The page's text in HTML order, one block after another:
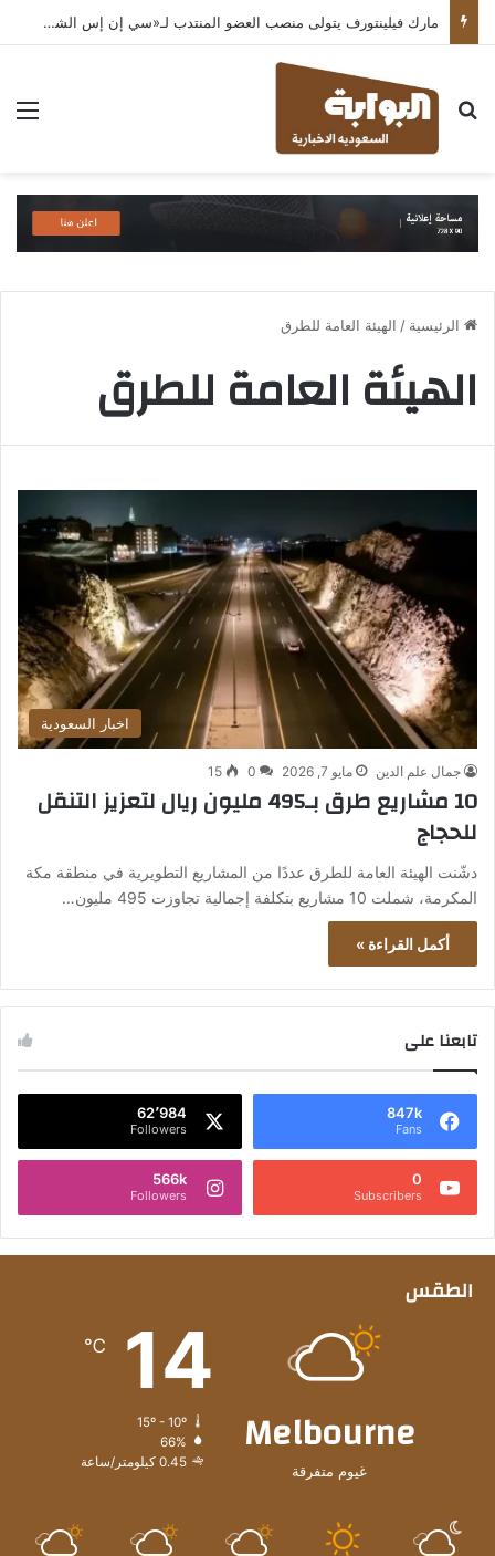
مارك فيلينتورف يتولى منصب العضو المنتدب لـ«سي إن إس الشرق الأوسط» ويشرف على شركات قطاع التكنولوجيا ضمن مجموعة غباش
بحث عن
الرئيسية / الهيئة العامة للطرق
الهيئة العامة للطرق
اخبار السعودية
جمال علم الدين مايو 7, 2026 0
15
10 مشاريع طرق بـ495 مليون ريال لتعزيز التنقل
للحجاج
دشّنت الهيئة العامة للطرق عددًا من المشاريع التطويرية في منطقة مكة
المكرمة، شملت 10 مشاريع بتكلفة إجمالية تجاوزت 495 مليون…
أكمل القراءة »
تابعنا على
847k
Fans
62٬984
Followers
0
Subscribers
566k
Followers
الطقس
Melbourne
غيوم متفرقة
14
℃
15º - 10º
66%
0.45 كيلومتر/ساعة